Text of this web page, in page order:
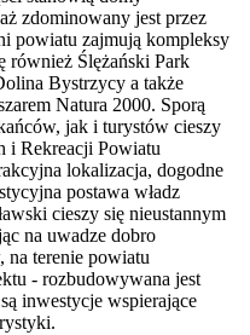
zdominowany jest przez
powiatu zajmują kompleksy
również Ślężański Park
Bystrzycy a także
Natura 2000. Sporą
jak i turystów cieszy
i Rekreacji Powiatu
lokalizacja, dogodne
postawa władz
cieszy się nieustannym
na uwadze dobro
na terenie powiatu
- rozbudowywana jest
inwestycje wspierające